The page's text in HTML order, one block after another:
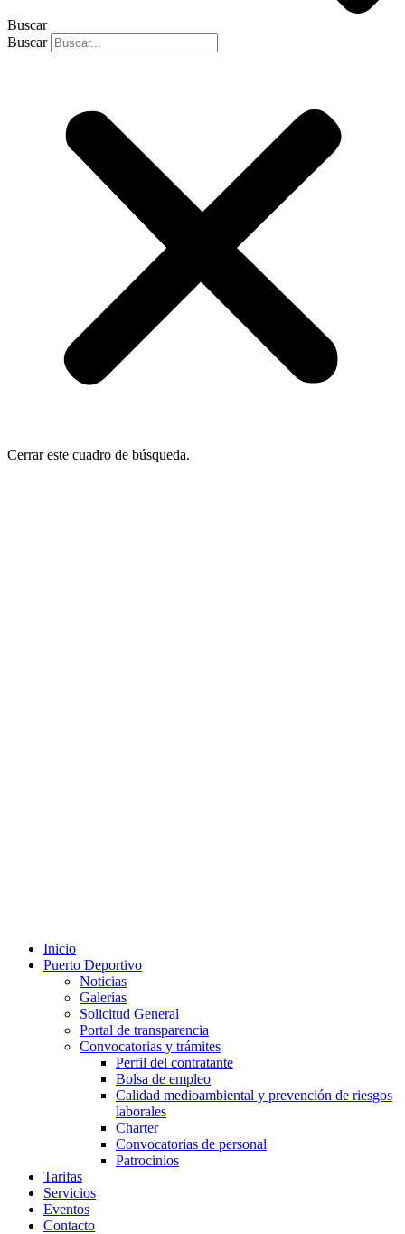
Buscar
Buscar
Cerrar este cuadro de búsqueda.
Inicio
Puerto Deportivo
Noticias
Galerías
Solicitud General
Portal de transparencia
Convocatorias y trámites
Perfil del contratante
Bolsa de empleo
Calidad medioambiental y prevención de riesgos
laborales
Charter
Convocatorias de personal
Patrocinios
Tarifas
Servicios
Eventos
Contacto